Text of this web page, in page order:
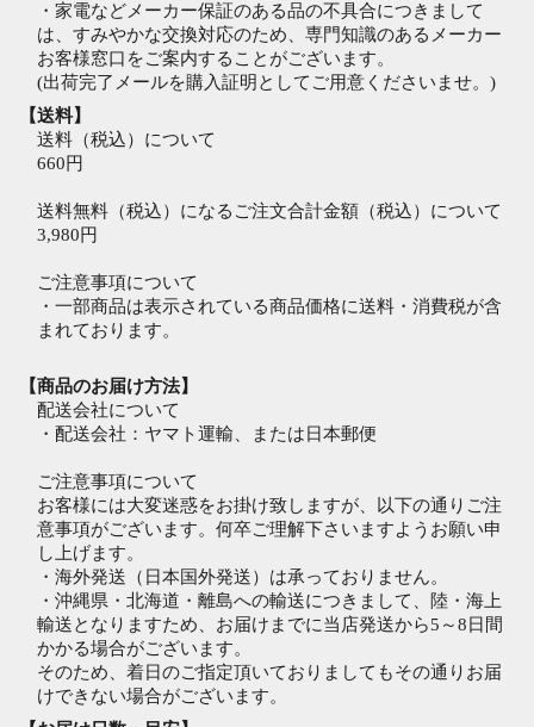
・家電などメーカー保証のある品の不具合につきまして
は、すみやかな交換対応のため、専門知識のあるメーカー
お客様窓口をご案内することがございます。
(出荷完了メールを購入証明としてご用意くださいませ。)
【送料】
送料（税込）について
660円
送料無料（税込）になるご注文合計金額（税込）について
3,980円
ご注意事項について
・一部商品は表示されている商品価格に送料・消費税が含
まれております。
【商品のお届け方法】
配送会社について
・配送会社：ヤマト運輸、または日本郵便
ご注意事項について
お客様には大変迷惑をお掛け致しますが、以下の通りご注
意事項がございます。何卒ご理解下さいますようお願い申
し上げます。
・海外発送（日本国外発送）は承っておりません。
・沖縄県・北海道・離島への輸送につきまして、陸・海上
輸送となりますため、お届けまでに当店発送から5～8日間
かかる場合がございます。
そのため、着日のご指定頂いておりましてもその通りお届
けできない場合がございます。